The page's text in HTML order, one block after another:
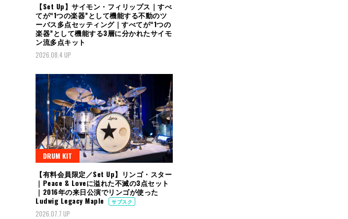
【Set Up】サイモン・フィリップス｜すべ
てが“1つの楽器”として機能する不動のツ
ーバス多点セッティング｜すべてが“1つの
楽器”として機能する3層に分かれたサイモ
ン流多点キット
2026.08.4 UP
DRUM KIT
【有料会員限定／Set Up】リンゴ・スター
｜Peace & Loveに溢れた不滅の3点セット
｜2016年の来日公演でリンゴが使った
Ludwig Legacy Maple
サブスク
2026.07.7 UP